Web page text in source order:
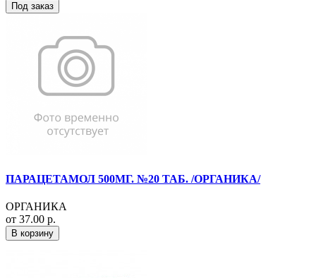
Под заказ
ПАРАЦЕТАМОЛ 500МГ. №20 ТАБ. /ОРГАНИКА/
ОРГАНИКА
от 37.00 р.
В корзину